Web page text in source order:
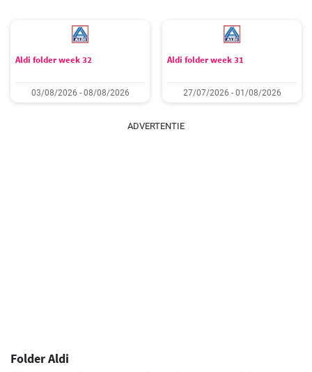
Aldi folder week 32
03/08/2026 - 08/08/2026
Aldi folder week 31
27/07/2026 - 01/08/2026
ADVERTENTIE
Folder Aldi